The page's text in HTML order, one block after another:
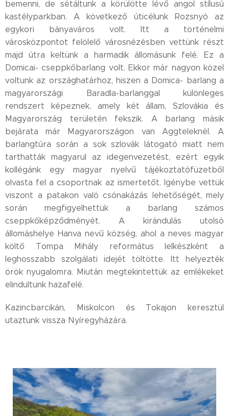
bemenni, de sétáltunk a körülötte lévő angol stílusú
kastélyparkban. A következő úticélunk Rozsnyó az
egykori bányaváros volt. Itt a történelmi
városközpontot felölelő városnézésben vettünk részt
majd útra keltünk a harmadik állomásunk felé. Ez a
Domicai- cseppkőbarlang volt. Ekkor már nagyon közel
voltunk az országhatárhoz, hiszen a Domica- barlang a
magyarországi Baradla-barlanggal különleges
rendszert képeznek, amely két állam, Szlovákia és
Magyarország területén fekszik. A barlang másik
bejárata már Magyarországon van Aggteleknél. A
barlangtúra során a sok szlovák látogató miatt nem
tarthatták magyarul az idegenvezetést, ezért egyik
kollégánk egy magyar nyelvű tájékoztatófüzetből
olvasta fel a csoportnak az ismertetőt. Igénybe vettük
viszont a patakon való csónakázás lehetőségét, mely
során megfigyelhettük a barlang számos
cseppkőképződményét. A kirándulás utolsó
állomáshelye Hanva nevű község, ahol a neves magyar
költő Tompa Mihály református lelkészként a
leghosszabb szolgálati idejét töltötte. Itt helyezték
örök nyugalomra. Miután megtekintettük az emlékeket
elindultunk hazafelé.
Kazincbarcikán, Miskolcon és Tokajon keresztül
utaztunk vissza Nyíregyházára.